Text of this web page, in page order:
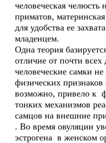
человеческая челюсть
приматов,
для удобства ее
младенцем.
Одна теория
отличие от почти всех
человеческие самки
физических
возможно, привело к
тонких механизмов
самцов на внешние
. Во время овуляции
эстрогена в женском